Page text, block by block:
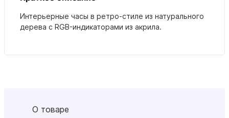
Интерьерные часы в ретро-стиле из натурального
дерева с RGB-индикаторами из акрила.
О товаре